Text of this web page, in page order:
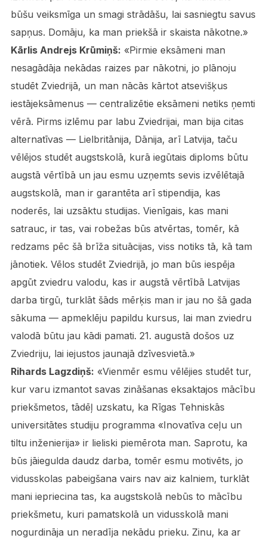
būšu veiksmīga un smagi strādāšu, lai sasniegtu savus
sapņus. Domāju, ka man priekšā ir skaista nākotne.»
Kārlis Andrejs Krūmiņš: «Pirmie eksāmeni man
nesagādāja nekādas raizes par nākotni, jo plānoju
studēt Zviedrijā, un man nācās kārtot atsevišķus
iestājeksāmenus — centralizētie eksāmeni netiks ņemti
vērā. Pirms izlēmu par labu Zviedrijai, man bija citas
alternatīvas — Lielbritānija, Dānija, arī Latvija, taču
vēlējos studēt augstskolā, kurā iegūtais diploms būtu
augstā vērtībā un jau esmu uzņemts sevis izvēlētajā
augstskolā, man ir garantēta arī stipendija, kas
noderēs, lai uzsāktu studijas. Vienīgais, kas mani
satrauc, ir tas, vai robežas būs atvērtas, tomēr, kā
redzams pēc šā brīža situācijas, viss notiks tā, kā tam
jānotiek. Vēlos studēt Zviedrijā, jo man būs iespēja
apgūt zviedru valodu, kas ir augstā vērtībā Latvijas
darba tirgū, turklāt šāds mērķis man ir jau no šā gada
sākuma — apmeklēju papildu kursus, lai man zviedru
valodā būtu jau kādi pamati. 21. augustā došos uz
Zviedriju, lai iejustos jaunajā dzīvesvietā.»
Rihards Lagzdiņš: «Vienmēr esmu vēlējies studēt tur,
kur varu izmantot savas zināšanas eksaktajos mācību
priekšmetos, tādēļ uzskatu, ka Rīgas Tehniskās
universitātes studiju programma «Inovatīva ceļu un
tiltu inženierija» ir lieliski piemērota man. Saprotu, ka
būs jāiegulda daudz darba, tomēr esmu motivēts, jo
vidusskolas pabeigšana vairs nav aiz kalniem, turklāt
mani iepriecina tas, ka augstskolā nebūs to mācību
priekšmetu, kuri pamatskolā un vidusskolā mani
nogurdināja un neradīja nekādu prieku. Zinu, ka ar